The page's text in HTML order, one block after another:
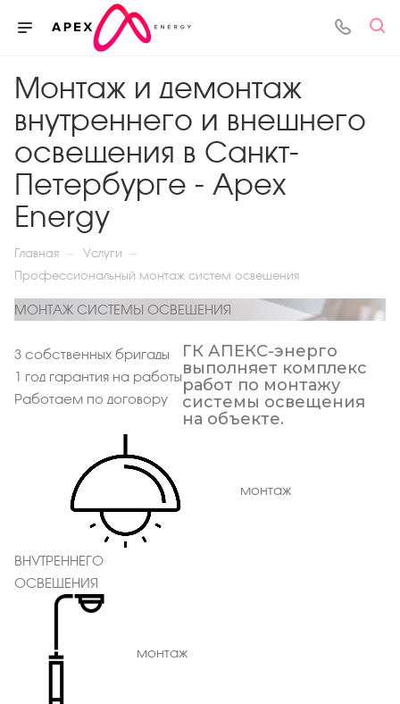
Монтаж и демонтаж
внутреннего и внешнего
освещения в Санкт-
Петербурге - Apex
Energy
Главная — Услуги —
Профессиональный монтаж систем освещения
МОНТАЖ СИСТЕМЫ ОСВЕЩЕНИЯ
3 собственных бригады
1 год гарантия на работы
Работаем по договору
ГК АПЕКС-энерго
выполняет комплекс
работ по монтажу
системы освещения
на объекте.
монтаж
ВНУТРЕННЕГО
ОСВЕЩЕНИЯ
монтаж